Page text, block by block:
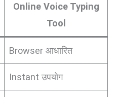
Online Voice Typing
Tool
Browser आधारित
Instant उपयोग